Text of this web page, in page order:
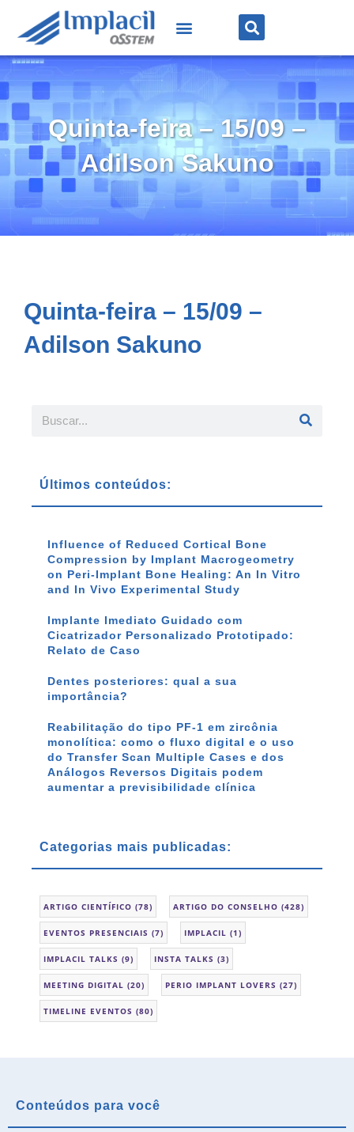
Quinta-feira – 15/09 –
Adilson Sakuno
Quinta-feira – 15/09 –
Adilson Sakuno
Últimos conteúdos:
Influence of Reduced Cortical Bone
Compression by Implant Macrogeometry
on Peri-Implant Bone Healing: An In Vitro
and In Vivo Experimental Study
Implante Imediato Guidado com
Cicatrizador Personalizado Prototipado:
Relato de Caso
Dentes posteriores: qual a sua
importância?
Reabilitação do tipo PF-1 em zircônia
monolítica: como o fluxo digital e o uso
do Transfer Scan Multiple Cases e dos
Análogos Reversos Digitais podem
aumentar a previsibilidade clínica
Categorias mais publicadas:
ARTIGO CIENTÍFICO (78) ARTIGO DO CONSELHO (428)
EVENTOS PRESENCIAIS (7) IMPLACIL (1)
IMPLACIL TALKS (9) INSTA TALKS (3)
MEETING DIGITAL (20) PERIO IMPLANT LOVERS (27)
TIMELINE EVENTOS (80)
Conteúdos para você